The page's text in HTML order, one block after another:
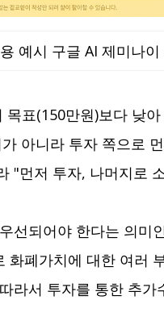
예시 구글 AI 제미나
표(150만원)보다 낮
아니라 투자 쪽으로
"먼저 투자, 나머지로
선되어야 한다는 의미
화폐가치에 대한 여러
라서 투자를 통한 추